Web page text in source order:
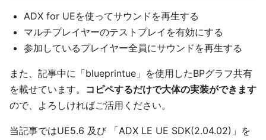
ADX for UEを使ってサウンドを再生する
マルチプレイヤーのテストプレイを有効にする
参加しているプレイヤー全員にサウンドを再生する
また、記事中に「blueprintue」を使用したBPグラフ共有
を載せています。 コピペするだけで大体の実装ができます
ので、よろしければご活用ください。
当記事ではUE5.6 及び 「ADX LE UE SDK(2.04.02)」を